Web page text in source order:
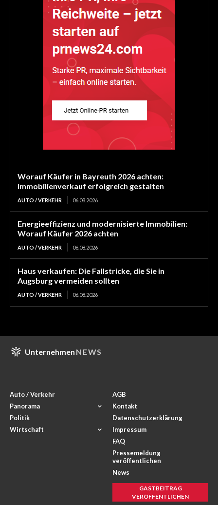
Worauf Käufer in Bayreuth 2026 achten:
Immobilienverkauf erfolgreich gestalten
AUTO / VERKEHR 06.08.2026
Energieeffizienz und modernisierte Immobilien:
Worauf Käufer 2026 achten
AUTO / VERKEHR 06.08.2026
Haus verkaufen: Die Fallstricke, die Sie in
Augsburg vermeiden sollten
AUTO / VERKEHR 06.08.2026
Unternehmen NEWS
Auto / Verkehr
Panorama
Politik
Wirtschaft
AGB
Kontakt
Datenschutzerklärung
Impressum
FAQ
Pressemeldung
veröffentlichen
News
GASTBEITRAG
VERÖFFENTLICHEN